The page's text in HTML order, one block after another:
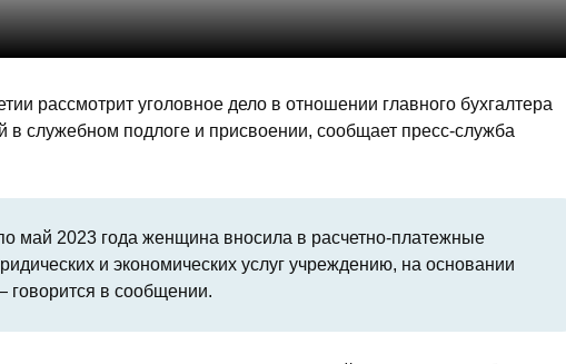
рассмотрит уголовное дело в отношении главного бухгалтера
служебном подлоге и присвоении, сообщает пресс-служба
май 2023 года женщина вносила в расчетно-платежные
и экономических услуг учреждению, на основании
говорится в сообщении.